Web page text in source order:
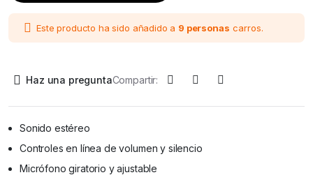
Este producto ha sido añadido a 9 personas carros.
Haz una preguntaCompartir:
Sonido estéreo
Controles en línea de volumen y silencio
Micrófono giratorio y ajustable